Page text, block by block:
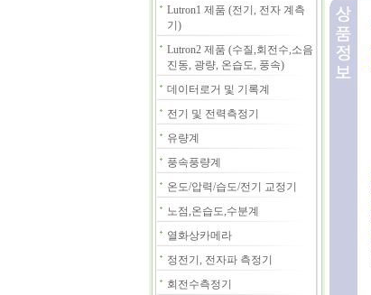
Lutron1 제품 (전기, 전자 계측
기)
Lutron2 제품 (수질,회전수,소음
진동, 광량, 온습도, 풍속)
데이터로거 및 기록계
전기 및 전력측정기
유량계
풍속풍량계
온도/압력/습도/전기 교정기
노점,온습도,수분계
열화상카메라
정전기, 전자파 측정기
회전수측정기